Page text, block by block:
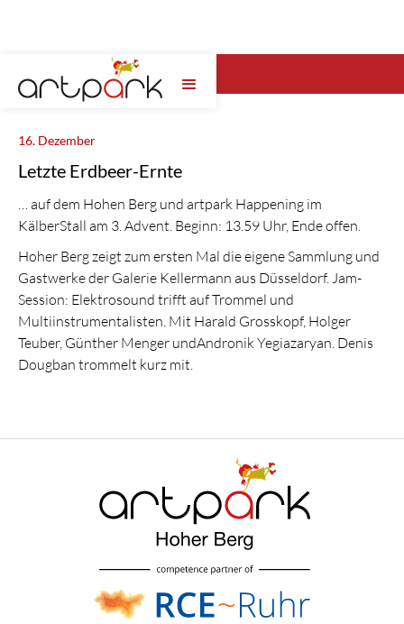
Wähle hier das artpark Jahr ...
16. Dezember
Letzte Erdbeer-Ernte
… auf dem Hohen Berg und artpark Happening im
KälberStall am 3. Advent. Beginn: 13.59 Uhr, Ende offen.
Hoher Berg zeigt zum ersten Mal die eigene Sammlung und
Gastwerke der Galerie Kellermann aus Düsseldorf. Jam-
Session: Elektrosound trifft auf Trommel und
Multiinstrumentalisten. Mit Harald Grosskopf, Holger
Teuber, Günther Menger undAndronik Yegiazaryan. Denis
Dougban trommelt kurz mit.